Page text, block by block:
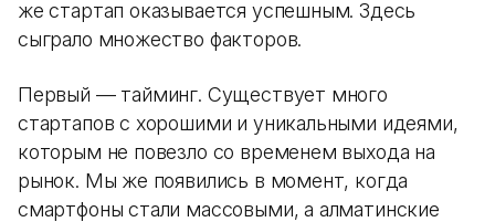
же стартап оказывается успешным. Здесь
сыграло множество факторов.
Первый — тайминг. Существует много
стартапов с хорошими и уникальными идеями,
которым не повезло со временем выхода на
рынок. Мы же появились в момент, когда
смартфоны стали массовыми, а алматинские